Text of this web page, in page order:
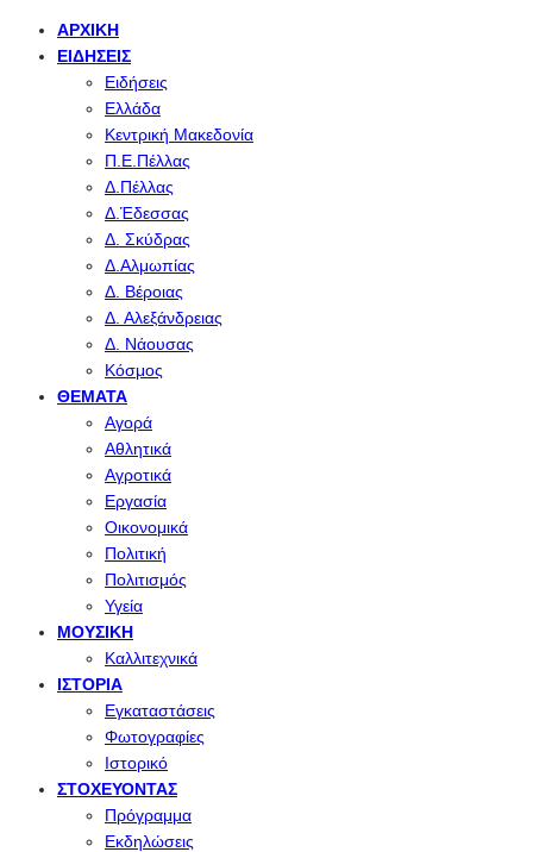
ΑΡΧΙΚΉ
ΕΙΔΉΣΕΙΣ
Ειδήσεις
Ελλάδα
Κεντρική Μακεδονία
Π.Ε.Πέλλας
Δ.Πέλλας
Δ.Έδεσσας
Δ. Σκύδρας
Δ.Αλμωπίας
Δ. Βέροιας
Δ. Αλεξάνδρειας
Δ. Νάουσας
Κόσμος
ΘΈΜΑΤΑ
Αγορά
Αθλητικά
Αγροτικά
Εργασία
Οικονομικά
Πολιτική
Πολιτισμός
Υγεία
ΜΟΥΣΙΚΉ
Καλλιτεχνικά
ΙΣΤΟΡΊΑ
Εγκαταστάσεις
Φωτογραφίες
Ιστορικό
ΣΤΟΧΕΎΟΝΤΑΣ
Πρόγραμμα
Εκδηλώσεις